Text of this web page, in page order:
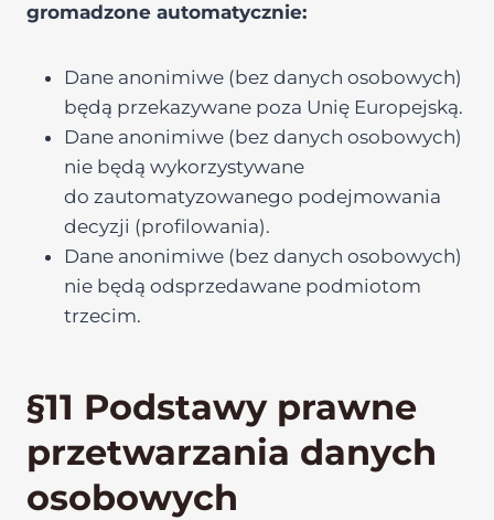
gromadzone automatycznie:
Dane anonimiwe (bez danych osobowych)
będą przekazywane poza Unię Europejską.
Dane anonimiwe (bez danych osobowych)
nie będą wykorzystywane
do zautomatyzowanego podejmowania
decyzji (profilowania).
Dane anonimiwe (bez danych osobowych)
nie będą odsprzedawane podmiotom
trzecim.
§11 Podstawy prawne
przetwarzania danych
osobowych